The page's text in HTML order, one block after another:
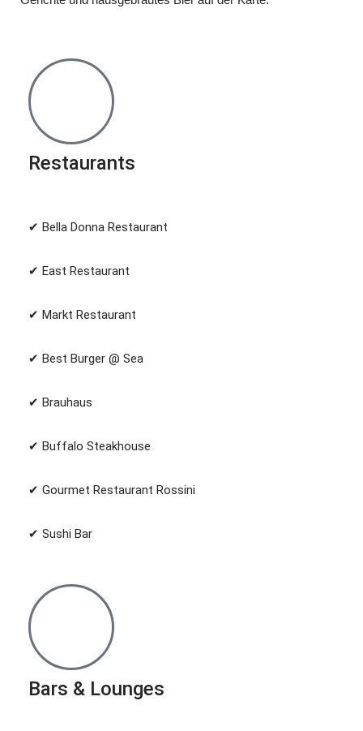
Restaurants
✔︎ Bella Donna Restaurant
✔︎ East Restaurant
✔︎ Markt Restaurant
✔︎ Best Burger @ Sea
✔︎ Brauhaus
✔︎ Buffalo Steakhouse
✔︎ Gourmet Restaurant Rossini
✔︎ Sushi Bar
Bars & Lounges